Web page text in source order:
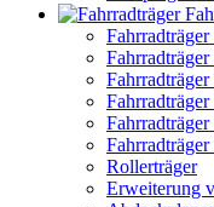
Rollerträger
Erweiterung